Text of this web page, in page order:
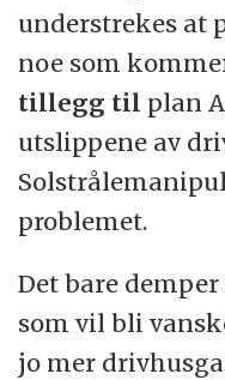
understrekes at
noe som
tillegg til plan
utslippene av
problemet.
Det bare
som vil bli
jo mer